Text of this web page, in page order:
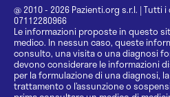
@ 2010 - 2026 Pazienti.org s.r.l. | Tutti i
07112280966
Le informazioni proposte in questo
medico. In nessun caso, queste
consulto, una visita o una diagnosi
devono considerare le informazioni
per la formulazione di una diagnosi,
trattamento o l’assunzione o